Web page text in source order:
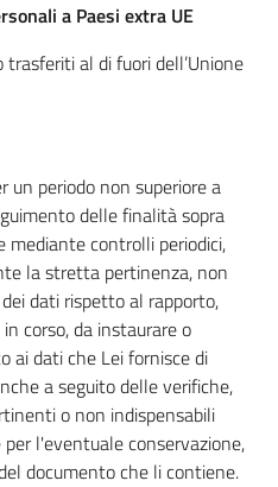
a Paesi extra UE
al di fuori dell’Unione
un periodo non superiore a
delle finalità sopra
mediante controlli periodici,
la stretta pertinenza, non
dati rispetto al rapporto,
corso, da instaurare o
ai dati che Lei fornisce di
a seguito delle verifiche,
o non indispensabili
l'eventuale conservazione,
documento che li contiene.